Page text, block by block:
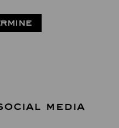
MEDIA